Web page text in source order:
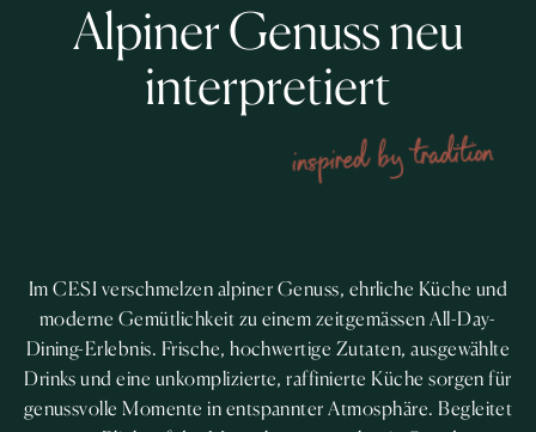
Alpiner Genuss neu
interpretiert
inspired by tradition
Im CESI verschmelzen alpiner Genuss, ehrliche Küche und
moderne Gemütlichkeit zu einem zeitgemässen All-Day-
Dining-Erlebnis. Frische, hochwertige Zutaten, ausgewählte
Drinks und eine unkomplizierte, raffinierte Küche sorgen für
genussvolle Momente in entspannter Atmosphäre. Begleitet